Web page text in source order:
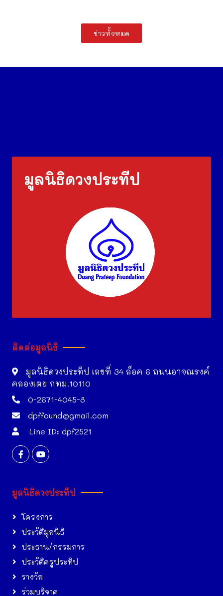
ข่าวทั้งหมด
มูลนิธิดวงประทีป
ติดต่อมูลนิธิ
มูลนิธิดวงประทีป เลขที่ 34 ล็อค 6 ถนนอาจณรงค์
คลองเตย กทม.10110
0-2671-4045-8
dpffound@gmail.com
Line ID: dpf2521
มูลนิธิดวงประทีป
โครงการ
ประวัติมูลนิธิ
ประธาน/กรรมการ
ประวัติครูประทีป
รางวัล
ร่วมบริจาค